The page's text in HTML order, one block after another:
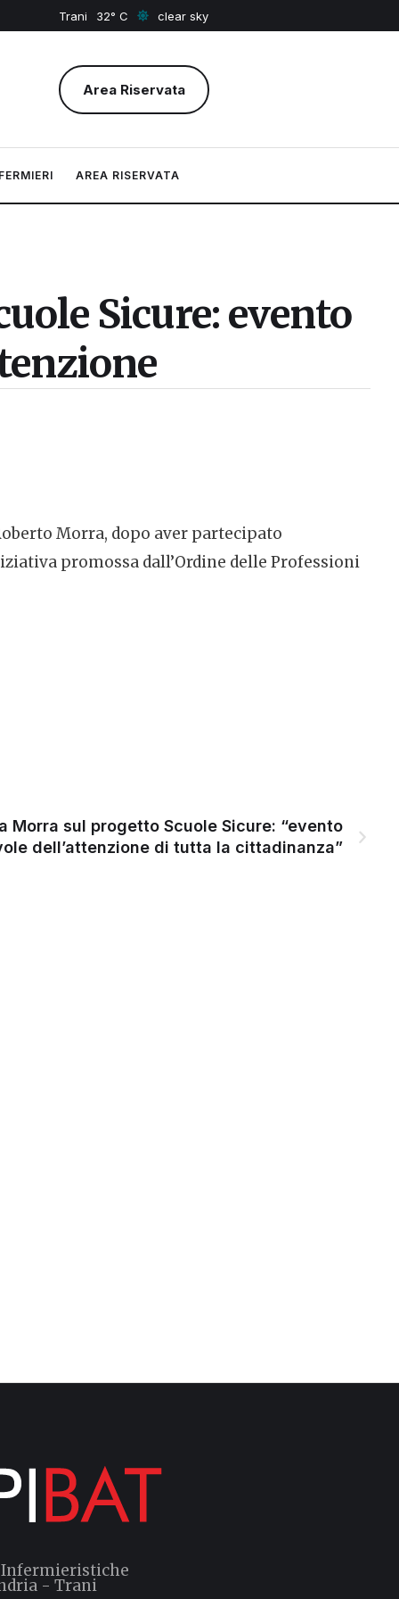
Trani 32 clear sky
Area Riservata
AREA RISERVATA
Sicure: evento
Morra, dopo aver partecipato
promossa dall’Ordine delle Professioni
Morra sul progetto Scuole Sicure: “evento
dell’attenzione di tutta la cittadinanza”
Infermieristiche
- Trani